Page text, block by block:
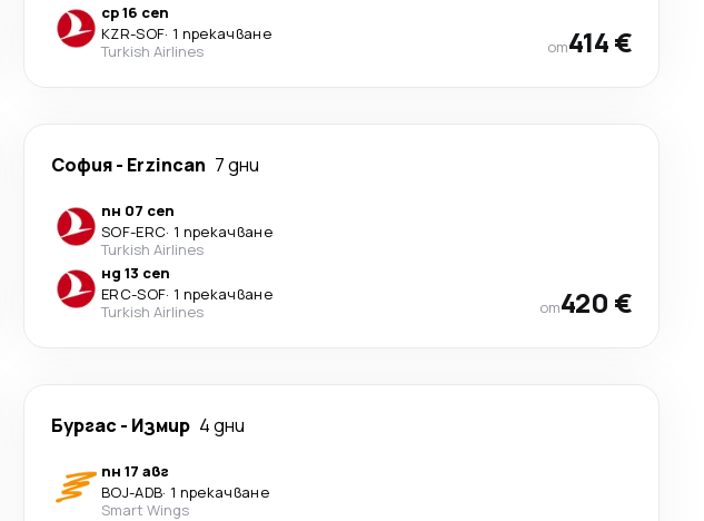
ср 16 сеп
KZR-SOF· 1 прекачване
Turkish Airlines
от414 €
София- Erzincan 7 дни
пн 07 сеп
SOF-ERC· 1 прекачване
Turkish Airlines
нд 13 сеп
ERC-SOF· 1 прекачване
Turkish Airlines
от420 €
Бургас - Измир 4 дни
пн 17 авг
BOJ-ADB· 1 прекачване
Smart Wings